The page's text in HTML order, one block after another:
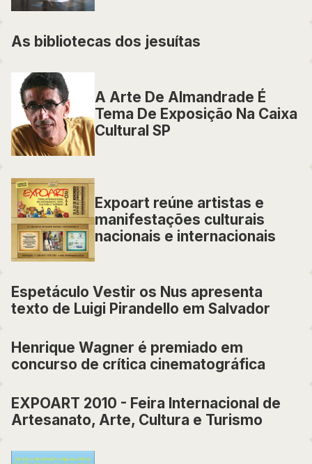
As bibliotecas dos jesuítas
A Arte De Almandrade É
Tema De Exposição Na Caixa
Cultural SP
Expoart reúne artistas e
manifestações culturais
nacionais e internacionais
Espetáculo Vestir os Nus apresenta
texto de Luigi Pirandello em Salvador
Henrique Wagner é premiado em
concurso de crítica cinematográfica
EXPOART 2010 - Feira Internacional de
Artesanato, Arte, Cultura e Turismo